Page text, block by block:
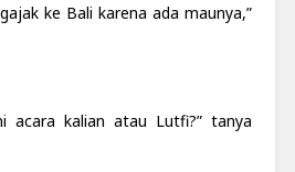
ke Bali karena ada maunya,”
acara kalian atau Lutfi?” tanya